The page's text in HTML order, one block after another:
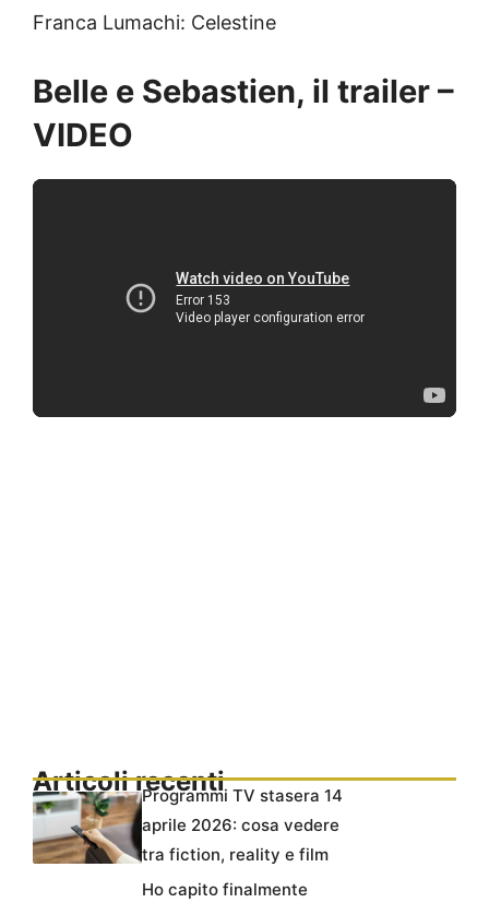
Franca Lumachi: Celestine
Belle e Sebastien, il trailer –
VIDEO
Articoli recentiProgrammi TV stasera 14
aprile 2026: cosa vedere
tra fiction, reality e film
Ho capito finalmente